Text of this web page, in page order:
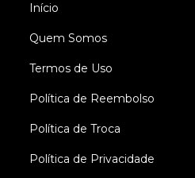
Início
Quem Somos
Termos de Uso
Política de Reembolso
Política de Troca
Política de Privacidade